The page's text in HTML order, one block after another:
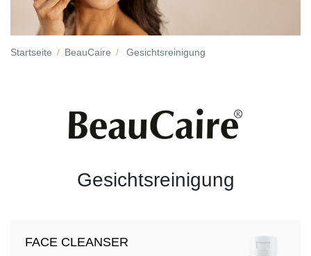
Startseite BeauCaire Gesichtsreinigung
Gesichtsreinigung
FACE CLEANSER